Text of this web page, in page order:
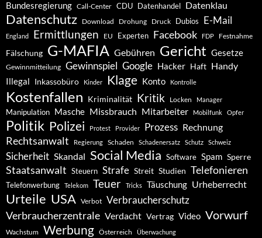
Bundesregierung Call-Center CDU Datenhandel Datenklau
Datenschutz Download Drohung Druck Dubios E-Mail
England Ermittlungen EU Experten Facebook FDP Festnahme
Fälschung G-MAFIA Gebühren Gericht Gesetze
Gewinnmitteilung Gewinnspiel Google Hacker Haft Handy
Illegal Inkassobüro Kinder Klage Konto Kontrolle
Kostenfallen Kriminalität Kritik Locken Manager
Manipulation Masche Missbrauch Mitarbeiter Mobilfunk Opfer
Politik Polizei Protest Provider Prozess Rechnung
Rechtsanwalt Regierung Schaden Schadenersatz Schutz Schweiz
Sicherheit Skandal Social Media Software Spam Sperre
Staatsanwalt Steuern Strafe Streit Studien Telefonieren
Telefonwerbung Telekom Teuer Tricks Täuschung Urheberrecht
Urteile USA Verbot Verbraucherschutz
Verbraucherzentrale Verdacht Vertrag Video Vorwurf
Wachstum Werbung Österreich Überwachung